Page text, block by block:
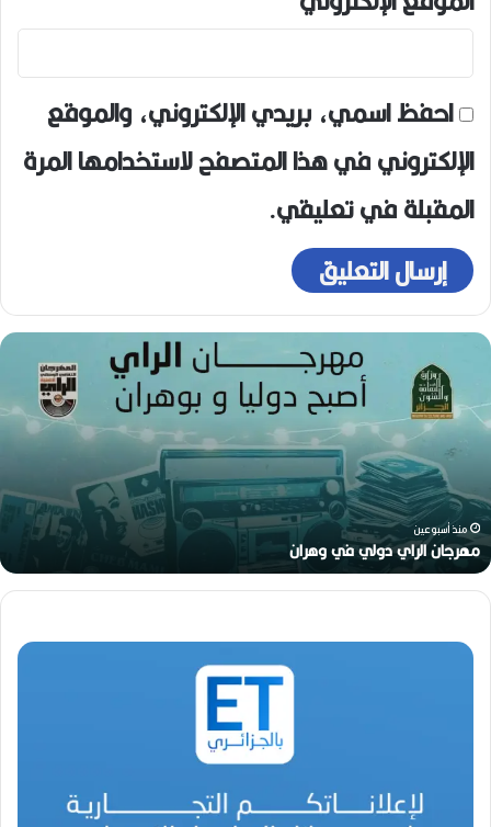
احفظ اسمي، بريدي الإلكتروني، والموقع
الإلكتروني في هذا المتصفح لاستخدامها المرة
المقبلة في تعليقي.
ه
و
ا
ر
ي
ع
و
ي
ن
ا
ت
.
أ
ل
منذ أسبوعين
هواري عوينات.. أيقونة البهجة في زمن عصيب